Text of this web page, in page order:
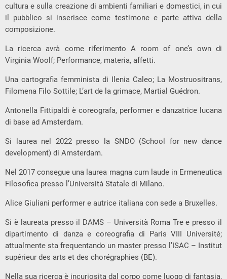
cultura e sulla creazione di ambienti familiari e domestici, in cui
il pubblico si inserisce come testimone e parte attiva della
composizione.
La ricerca avrà come riferimento A room of one’s own di
Virginia Woolf; Performance, materia, affetti.
Una cartografia femminista di Ilenia Caleo; La Mostruositrans,
Filomena Filo Sottile; L’art de la grimace, Martial Guédron.
Antonella Fittipaldi è coreografa, performer e danzatrice lucana
di base ad Amsterdam.
Si laurea nel 2022 presso la SNDO (School for new dance
development) di Amsterdam.
Nel 2017 consegue una laurea magna cum laude in Ermeneutica
Filosofica presso l’Università Statale di Milano.
Alice Giuliani performer e autrice italiana con sede a Bruxelles.
Si è laureata presso il DAMS – Università Roma Tre e presso il
dipartimento di danza e coreografia di Paris VIII Université;
attualmente sta frequentando un master presso l’ISAC – Institut
supérieur des arts et des chorégraphies (BE).
Nella sua ricerca è incuriosita dal corpo come luogo di fantasia,